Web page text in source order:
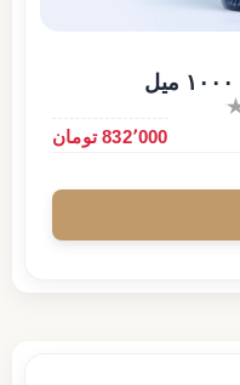
832٬000 تومان